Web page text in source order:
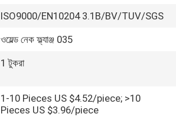
ISO9000/EN10204 3.1B/BV/TUV/SGS
ওয়েল্ড নেক ফ্ল্যাঞ্জ 035
1 টুকরা
1-10 Pieces US $4.52/piece; >10
Pieces US $3.96/piece